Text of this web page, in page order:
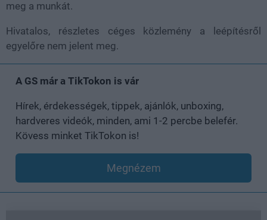
meg a munkát.
Hivatalos, részletes céges közlemény a leépítésről
egyelőre nem jelent meg.
A GS már a TikTokon is vár
Hírek, érdekességek, tippek, ajánlók, unboxing,
hardveres videók, minden, ami 1-2 percbe belefér.
Kövess minket TikTokon is!
Megnézem